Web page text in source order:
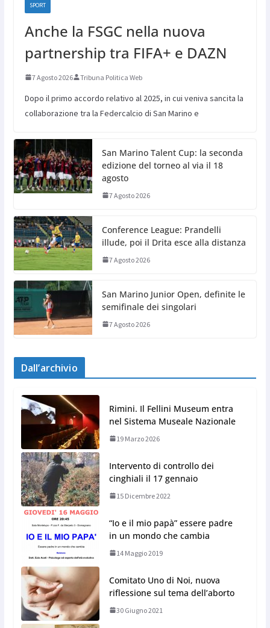
SPORT
Anche la FSGC nella nuova
partnership tra FIFA+ e DAZN
7 Agosto 2026 Tribuna Politica Web
Dopo il primo accordo relativo al 2025, in cui veniva sancita la
collaborazione tra la Federcalcio di San Marino e
San Marino Talent Cup: la seconda
edizione del torneo al via il 18
agosto
7 Agosto 2026
Conference League: Prandelli
illude, poi il Drita esce alla distanza
7 Agosto 2026
San Marino Junior Open, definite le
semifinale dei singolari
7 Agosto 2026
Dall’archivio
Rimini. Il Fellini Museum entra
nel Sistema Museale Nazionale
19 Marzo 2026
Intervento di controllo dei
cinghiali il 17 gennaio
15 Dicembre 2022
“Io e il mio papà” essere padre
in un mondo che cambia
14 Maggio 2019
Comitato Uno di Noi, nuova
riflessione sul tema dell’aborto
30 Giugno 2021